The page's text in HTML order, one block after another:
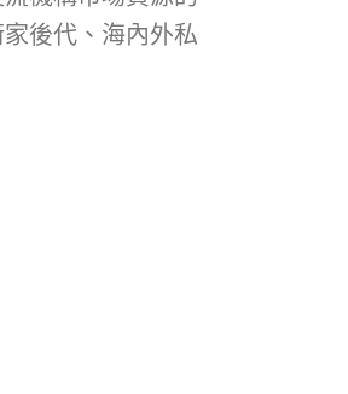
後代、海內外私